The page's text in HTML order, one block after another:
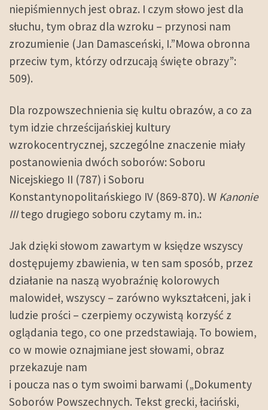
niepiśmiennych jest obraz. I czym słowo jest dla
słuchu, tym obraz dla wzroku – przynosi nam
zrozumienie (Jan Damasceński, I.”Mowa obronna
przeciw tym, którzy odrzucają święte obrazy”:
509).
Dla rozpowszechnienia się kultu obrazów, a co za
tym idzie chrześcijańskiej kultury
wzrokocentrycznej, szczególne znaczenie miały
postanowienia dwóch soborów: Soboru
Nicejskiego II (787) i Soboru
Konstantynopolitańskiego IV (869-870). W Kanonie
IIItego drugiego soboru czytamy m. in.:
Jak dzięki słowom zawartym w księdze wszyscy
dostępujemy zbawienia, w ten sam sposób, przez
działanie na naszą wyobraźnię kolorowych
malowideł, wszyscy – zarówno wykształceni, jak i
ludzie prości – czerpiemy oczywistą korzyść z
oglądania tego, co one przedstawiają. To bowiem,
co w mowie oznajmiane jest słowami, obraz
przekazuje nam
i poucza nas o tym swoimi barwami („Dokumenty
Soborów Powszechnych. Tekst grecki, łaciński,